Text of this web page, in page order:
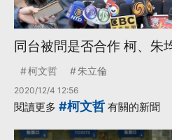
同台被問是否合作 柯、朱
柯文哲 朱立倫
2020/12/4 12:56
閱讀更多 #柯文哲 有關的新聞